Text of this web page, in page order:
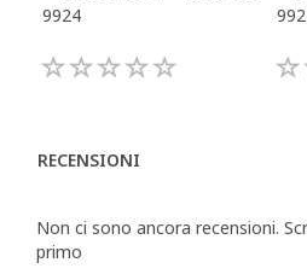
9924
RECENSIONI
Non ci sono ancora recensioni.
primo